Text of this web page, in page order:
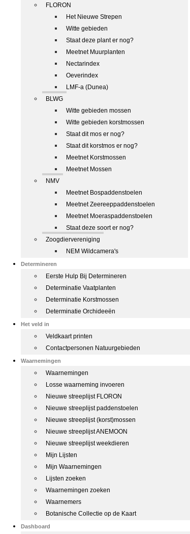
FLORON
Het Nieuwe Strepen
Witte gebieden
Staat deze plant er nog?
Meetnet Muurplanten
Nectarindex
Oeverindex
LMF-a (Dunea)
BLWG
Witte gebieden mossen
Witte gebieden korstmossen
Staat dit mos er nog?
Staat dit korstmos er nog?
Meetnet Korstmossen
Meetnet Mossen
NMV
Meetnet Bospaddenstoelen
Meetnet Zeereeppaddenstoelen
Meetnet Moeraspaddenstoelen
Staat deze soort er nog?
Zoogdiervereniging
NEM Wildcamera's
Determineren
Eerste Hulp Bij Determineren
Determinatie Vaatplanten
Determinatie Korstmossen
Determinatie Orchideeën
Het veld in
Veldkaart printen
Contactpersonen Natuurgebieden
Waarnemingen
Waarnemingen
Losse waarneming invoeren
Nieuwe streeplijst FLORON
Nieuwe streeplijst paddenstoelen
Nieuwe streeplijst (korst)mossen
Nieuwe streeplijst ANEMOON
Nieuwe streeplijst weekdieren
Mijn Lijsten
Mijn Waarnemingen
Lijsten zoeken
Waarnemingen zoeken
Waarnemers
Botanische Collectie op de Kaart
Dashboard